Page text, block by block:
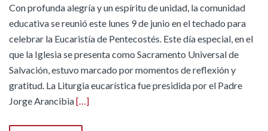
Con profunda alegría y un espíritu de unidad, la comunidad
educativa se reunió este lunes 9 de junio en el techado para
celebrar la Eucaristía de Pentecostés. Este día especial, en el
que la Iglesia se presenta como Sacramento Universal de
Salvación, estuvo marcado por momentos de reflexión y
gratitud. La Liturgia eucarística fue presidida por el Padre
Jorge Arancibia[…]